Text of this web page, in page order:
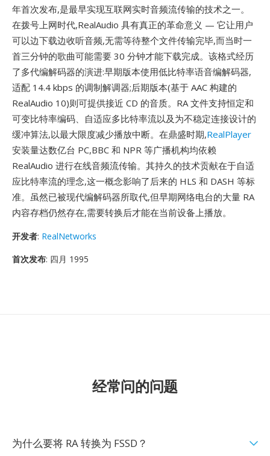
年首次发布,是最早实现互联网实时音频流传输的技术之一。
在拨号上网时代,RealAudio 具有真正的革命意义 — 它让用户
可以边下载边收听音频,无需等待整个文件传输完毕,而当时一
首三分钟的歌曲可能需要 30 分钟才能下载完成。该格式经历
了多代编解码器的演进:早期版本使用低比特率语音编解码器,
适配 14.4 kbps 的调制解调器;后期版本(基于 AAC 构建的
RealAudio 10)则可提供接近 CD 的音质。RA 文件支持恒定和
可变比特率编码、自适应多比特率流以及为不稳定连接设计的
缓冲算法,以最大限度减少播放中断。在鼎盛时期,RealPlayer
安装量达数亿台 PC,BBC 和 NPR 等广播机构均依赖
RealAudio 进行在线音频流传输。其持久的技术贡献在于自适
应比特率流的理念,这一概念影响了后来的 HLS 和 DASH 等标
准。虽然已被现代编解码器所取代,但早期网络电台的大量 RA
内容存档仍然存在,需要转换后才能在当前设备上播放。
开发者: RealNetworks
首次发布: 四月 1995
经常问的问题
为什么要将 RA 转换为 FSSD？